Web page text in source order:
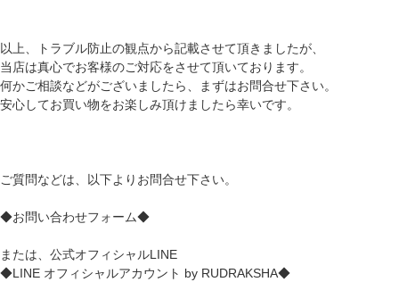
以上、トラブル防止の観点から記載させて頂きましたが、
当店は真心でお客様のご対応をさせて頂いております。
何かご相談などがございましたら、まずはお問合せ下さい。
安心してお買い物をお楽しみ頂けましたら幸いです。
ご質問などは、以下よりお問合せ下さい。
◆お問い合わせフォーム◆
または、公式オフィシャルLINE
◆LINE オフィシャルアカウント by RUDRAKSHA◆